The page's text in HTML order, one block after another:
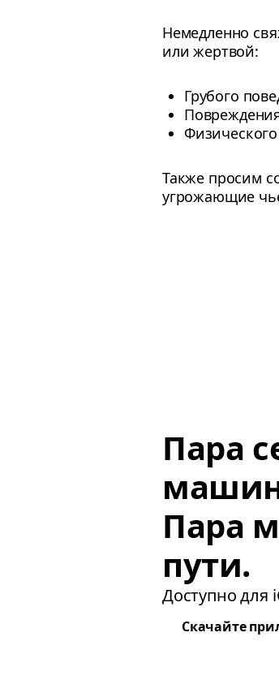
Немедленно
или жертвой:
Грубого
Также просим
угрожающие
Пара
Пара
пути.
Доступно для
Скачайте